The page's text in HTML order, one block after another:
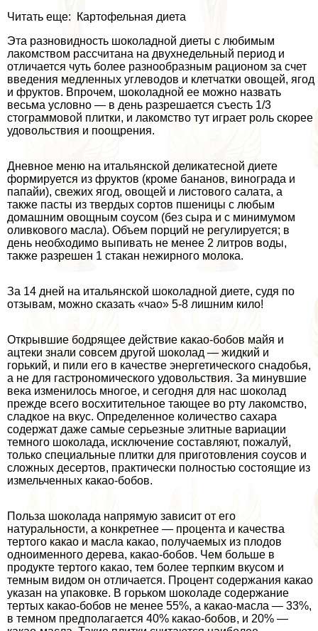
Читать еще: Картофельная диета
Эта разновидность шоколадной диеты с любимым
лакомством рассчитана на двухнедельный период и
отличается чуть более разнообразным рационом за счет
введения медленных углеводов и клетчатки овощей, ягод
и фруктов. Впрочем, шоколадной ее можно назвать
весьма условно — в день разрешается съесть 1/3
стограммовой плитки, и лакомство тут играет роль скорее
удовольствия и поощрения.
Дневное меню на итальянской деликатесной диете
формируется из фруктов (кроме бананов, винограда и
папайи), свежих ягод, овощей и листового салата, а
также пасты из твердых сортов пшеницы с любым
домашним овощным соусом (без сыра и с минимумом
оливкового масла). Объем порций не регулируется; в
день необходимо выпивать не менее 2 литров воды,
также разрешен 1 стакан нежирного молока.
За 14 дней на итальянской шоколадной диете, судя по
отзывам, можно сказать «чао» 5-8 лишним кило!
Открывшие бодрящее действие какао-бобов майя и
ацтеки знали совсем другой шоколад — жидкий и
горький, и пили его в качестве энергетического снадобья,
а не для гастрономического удовольствия. За минувшие
века изменилось многое, и сегодня для нас шоколад
прежде всего восхитительное тающее во рту лакомство,
сладкое на вкус. Определенное количество сахара
содержат даже самые серьезные элитные вариации
темного шоколада, исключение составляют, пожалуй,
только специальные плитки для приготовления соусов и
сложных десертов, пpaктически полностью состоящие из
измельченных какао-бобов.
Польза шоколада напрямую зависит от его
натуральности, а конкретнее — процента и качества
тертого какао и масла какао, получаемых из плодов
одноименного дерева, какао-бобов. Чем больше в
продукте тертого какао, тем более терпким вкусом и
темным видом он отличается. Процент содержания какао
указан на упаковке. В горьком шоколаде содержание
тертых какао-бобов не менее 55%, а какао-масла — 33%,
в темном предполагается 40% какао-бобов, и 20% —